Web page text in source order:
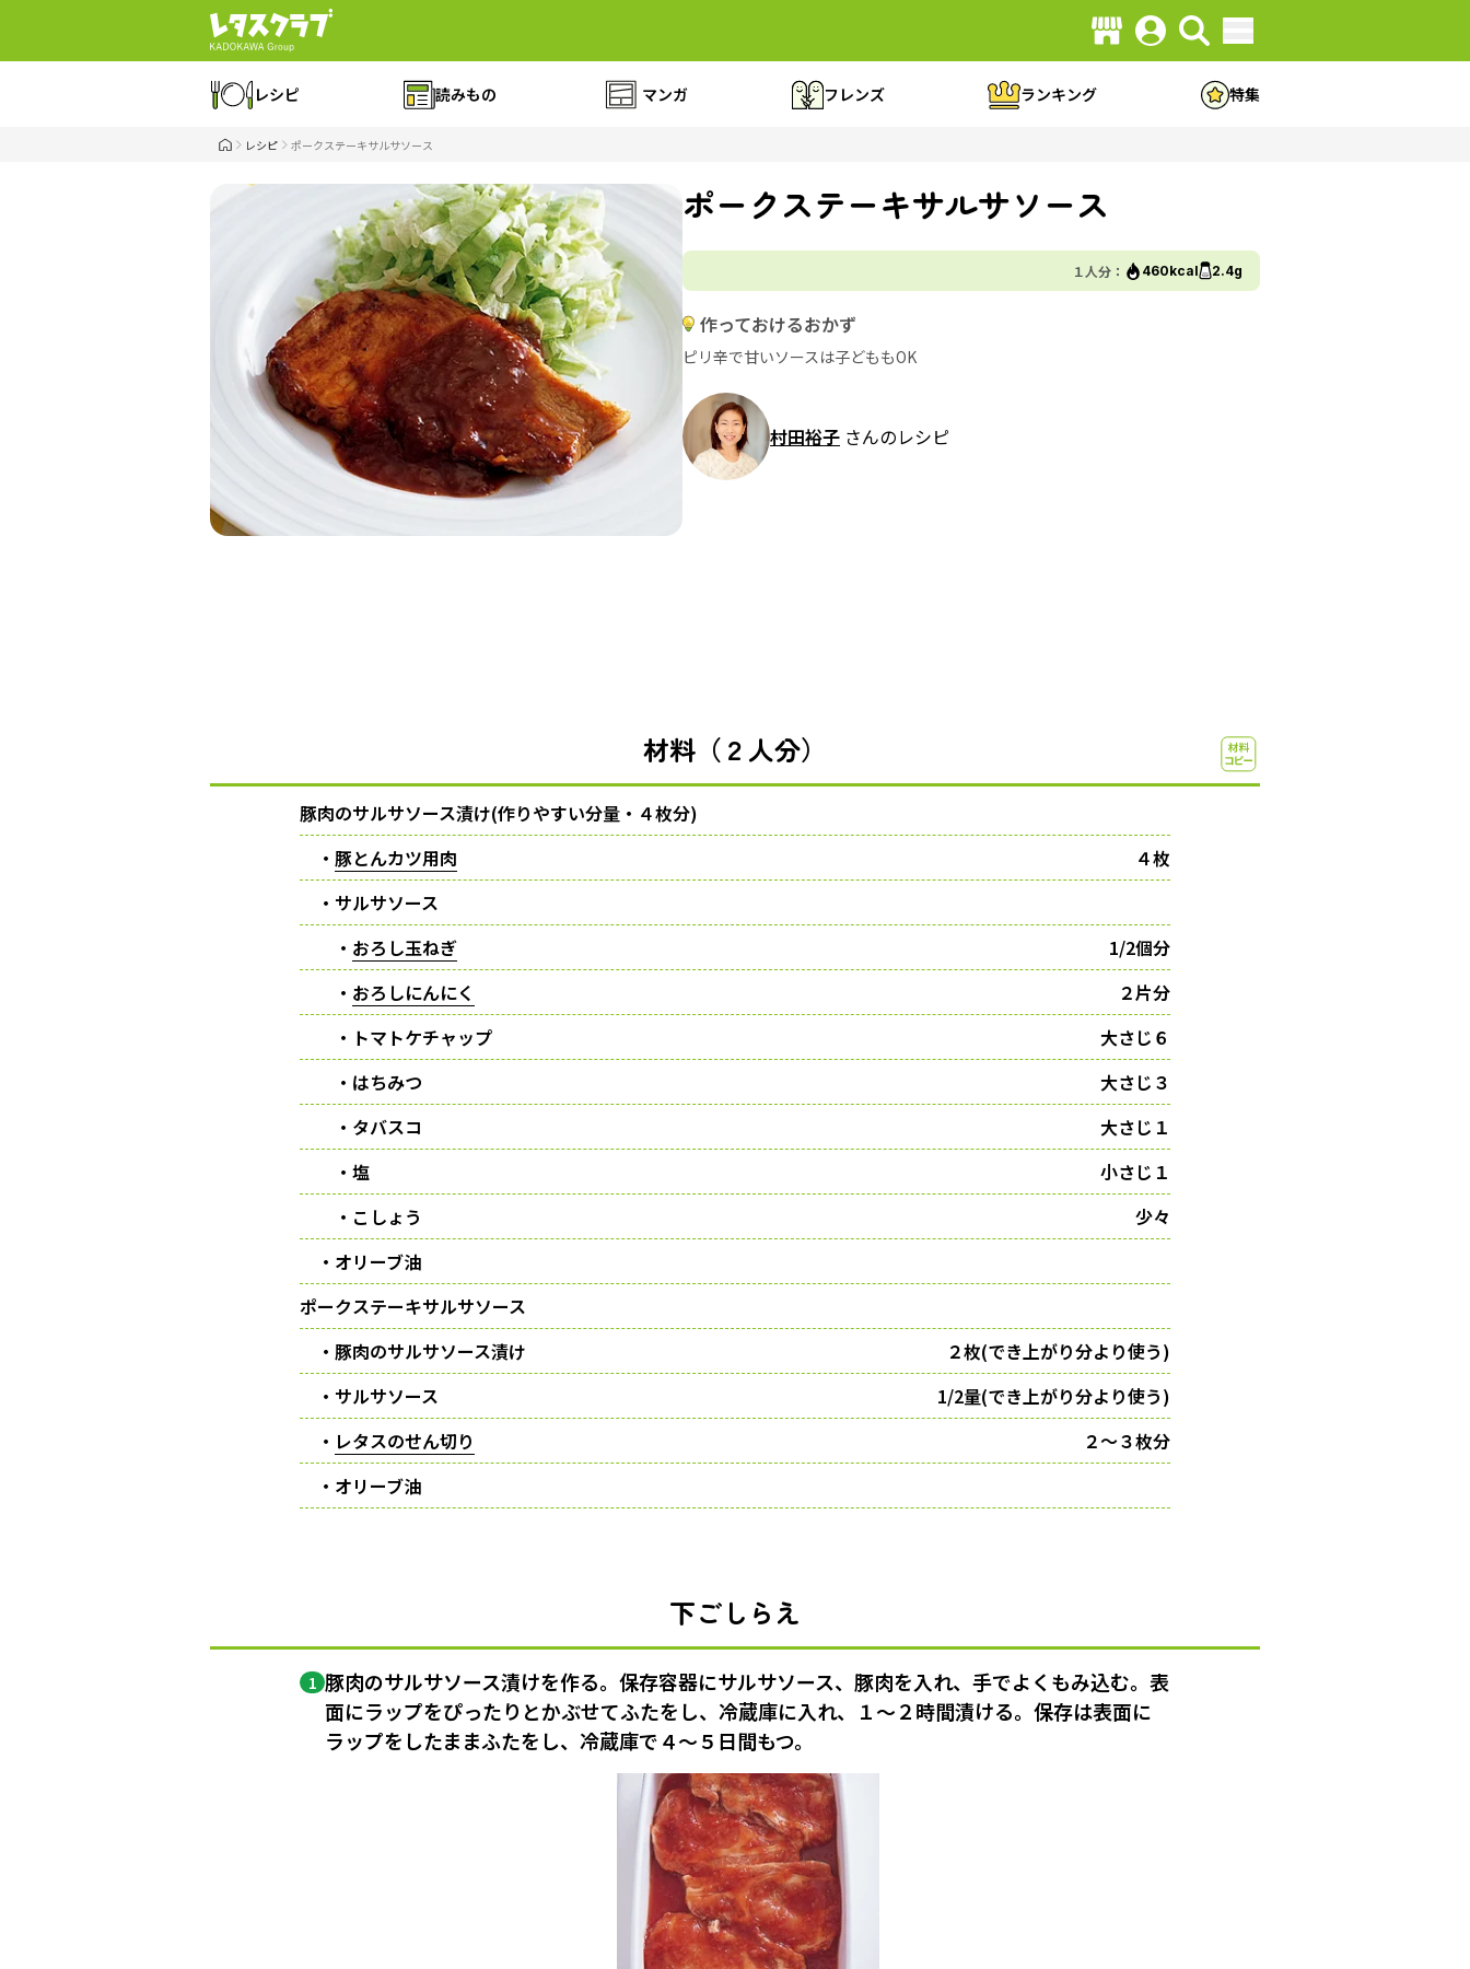
レシピ 読みもの マンガ フレンズ ランキング 特集
レシピ ポークステーキサルサソース
ポークステーキサルサソース
１人分： 460kcal 2.4g
作っておけるおかず
ピリ辛で甘いソースは子どももOK
村田裕子 さんのレシピ
材料（２人分）
豚肉のサルサソース漬け(作りやすい分量・４枚分)
・ 豚とんカツ用肉
４枚
・サルサソース
・ おろし玉ねぎ
1/2個分
・ おろしにんにく
２片分
・トマトケチャップ
大さじ６
・はちみつ
大さじ３
・タバスコ
大さじ１
・塩
小さじ１
・こしょう
少々
・オリーブ油
ポークステーキサルサソース
・豚肉のサルサソース漬け
２枚(でき上がり分より使う)
・サルサソース
1/2量(でき上がり分より使う)
・ レタスのせん切り
２〜３枚分
・オリーブ油
下ごしらえ
1 豚肉のサルサソース漬けを作る。保存容器にサルサソース、豚肉を入れ、手でよくもみ込む。表
面にラップをぴったりとかぶせてふたをし、冷蔵庫に入れ、１〜２時間漬ける。保存は表面に
ラップをしたままふたをし、冷蔵庫で４〜５日間もつ。